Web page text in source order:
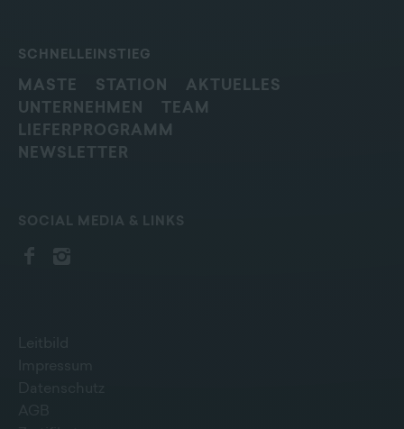
SCHNELLEINSTIEG
MASTE STATION
AKTUELLES
UNTERNEHMEN
TEAM
LIEFERPROGRAMM
NEWSLETTER
SOCIAL MEDIA & LINKS